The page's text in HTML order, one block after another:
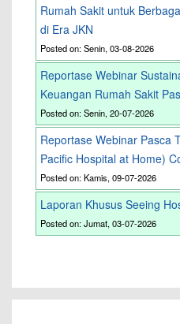
Rumah Sakit untuk
di Era JKN
Posted on: Senin, 03-08-2026
Reportase Webinar
Keuangan Rumah Sakit
Posted on: Senin, 20-07-2026
Reportase Webinar Pasca
Pacific Hospital at Home)
Posted on: Kamis, 09-07-2026
Laporan Khusus Seeing
Posted on: Jumat, 03-07-2026